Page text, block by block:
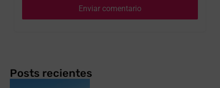
Enviar comentario
Posts recientes